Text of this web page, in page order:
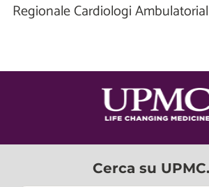
Regionale Cardiologi
Cerca su